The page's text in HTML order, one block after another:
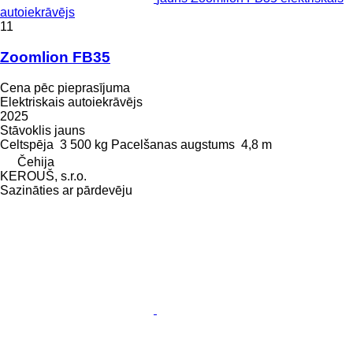
autoiekrāvējs
11
Zoomlion FB35
Cena pēc pieprasījuma
Elektriskais autoiekrāvējs
2025
Stāvoklis jauns
Celtspēja 3 500 kg Pacelšanas augstums 4,8 m
Čehija
KEROUŠ, s.r.o.
Sazināties ar pārdevēju